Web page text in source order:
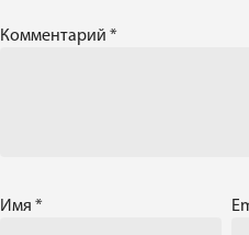
Комментарий *
Имя *